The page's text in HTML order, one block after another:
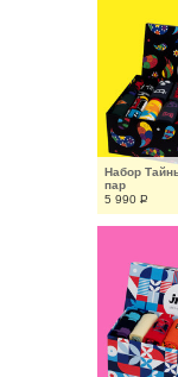
Набор
пар
5 990 Р